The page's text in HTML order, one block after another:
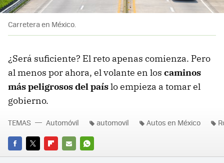
Carretera en México.
¿Será suficiente? El reto apenas comienza. Pero
al menos por ahora, el volante en los caminos
más peligrosos del paíslo empieza a tomar el
gobierno.
FACEBOOK
TWITTERFLIPBOARD
E-
WHATSAPP
TEMAS Automóvil automovil Autos en México